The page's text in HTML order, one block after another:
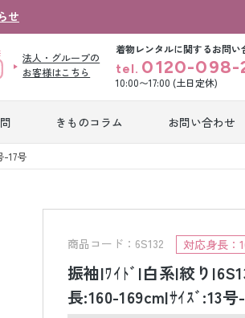
せ
法人・グループの
お客様はこちら
着物レンタルに関するお問い
tel. 0120-098-
10:00〜17:00 (土日定休)
きものコラム お問い合わせ
ンタ
産着レンタル
タル
色打掛&紋付袴
レンタル
-17号
商品コード：6S132 対応身長：
振袖|ﾜｲﾄﾞ|白系|絞り
長:160-169cm|ｻｲｽﾞ:13号